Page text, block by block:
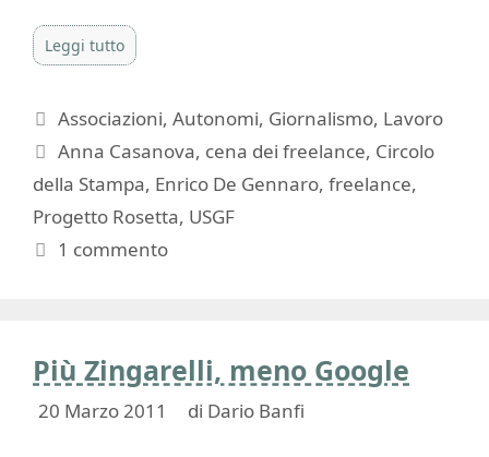
Leggi tutto
Categorie
Associazioni,Autonomi, Giornalismo, Lavoro
Tag
Anna Casanova, cena dei freelance, Circolo
della Stampa, Enrico De Gennaro, freelance,
Progetto Rosetta, USGF
1 commento
Più Zingarelli, meno Google
20 Marzo 2011 di Dario Banfi